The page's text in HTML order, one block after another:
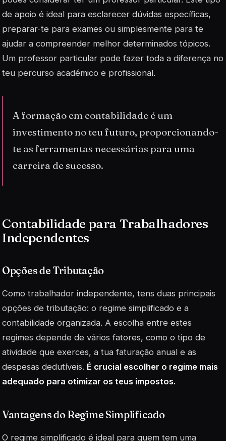
de apoio é ideal para esclarecer dúvidas específicas,
preparar-te para exames ou simplesmente para te
ajudar a compreender melhor determinados tópicos.
Um professor particular pode fazer toda a diferença no
teu percurso académico e profissional.
A formação em contabilidade é um
investimento no teu futuro, proporcionando-
te as ferramentas necessárias para uma
carreira de sucesso.
Contabilidade para Trabalhadores
Independentes
Opções de Tributação
Como trabalhador independente, tens duas principais
opções de tributação: o regime simplificado e a
contabilidade organizada. A escolha entre estes
regimes depende de vários fatores, como o tipo de
atividade que exerces, a tua faturação anual e as
despesas dedutíveis. É crucial escolher o regime mais
adequado para otimizar os teus impostos.
Vantagens do Regime Simplificado
O regime simplificado é ideal para quem tem uma